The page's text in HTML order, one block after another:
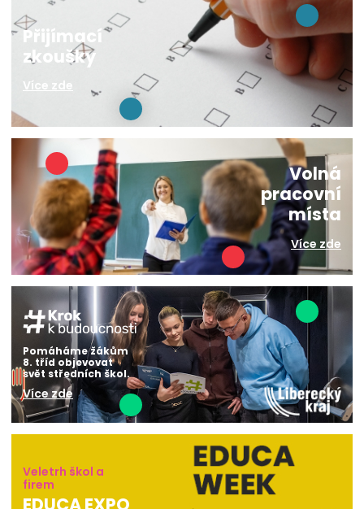
Přijímací
zkoušky
Více zde
Volná
pracovní
místa
Více zde
Pomáháme žákům
8. tříd objevovat
svět středních škol.
Více zde
Veletrh škol a
firem